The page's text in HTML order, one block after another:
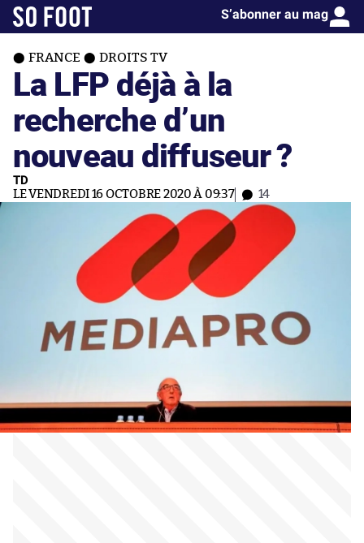
S’abonner au mag
FRANCE DROITS TV
La LFP déjà à la
recherche d’un
nouveau diffuseur ?
TD
LE VENDREDI 16 OCTOBRE 2020 À 09:37 14